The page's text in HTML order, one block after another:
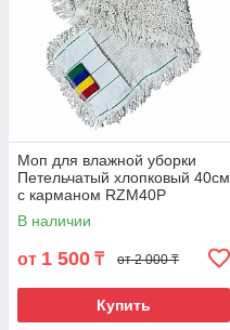
Моп для влажной уборки
Петельчатый хлопковый 40см
с карманом RZM40P
В наличии
от 1 500 ₸ от 2 000 ₸
Купить